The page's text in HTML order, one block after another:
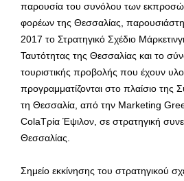
παρουσία του συνόλου των
φορέων της Θεσσαλίας,
2017 το Στρατηγικό Σχέδιο
Ταυτότητας της Θεσσαλίας και το
τουριστικής προβολής που έχουν
προγραμματίζονται στο πλαίσιο της
τη Θεσσαλία, από την Marketing
ColaΤρία Έψιλον, σε στρατηγική
Θεσσαλίας.
Σημείο εκκίνησης του στρατηγικού